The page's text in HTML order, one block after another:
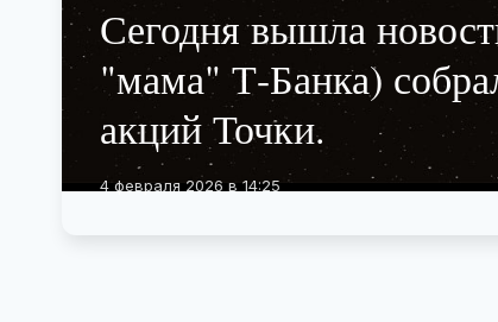
Сегодня вышла
"мама" Т-Банка)
акций Точки.
4 февраля 2026 в 14:25